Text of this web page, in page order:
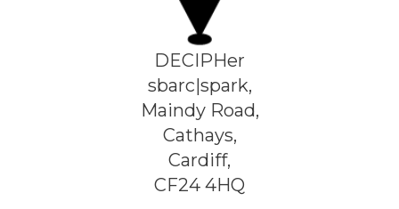
DECIPHer
sbarc|spark,
Maindy Road,
Cathays,
Cardiff,
CF24 4HQ